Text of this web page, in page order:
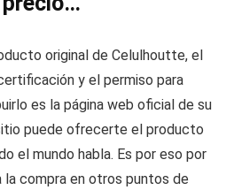
original de Celulhoutte, el
y el permiso para
es la página web oficial de su
puede ofrecerte el producto
el mundo habla. Es por eso por
la compra en otros puntos de